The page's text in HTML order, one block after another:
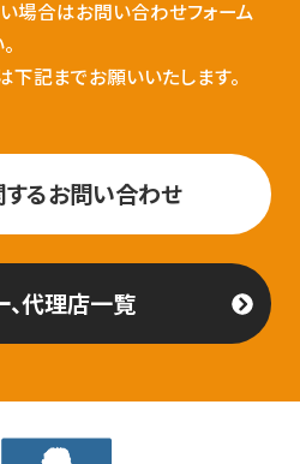
場合はお問い合わせフォーム
記までお願いいたします。
るお問い合わせ
、代理店一覧